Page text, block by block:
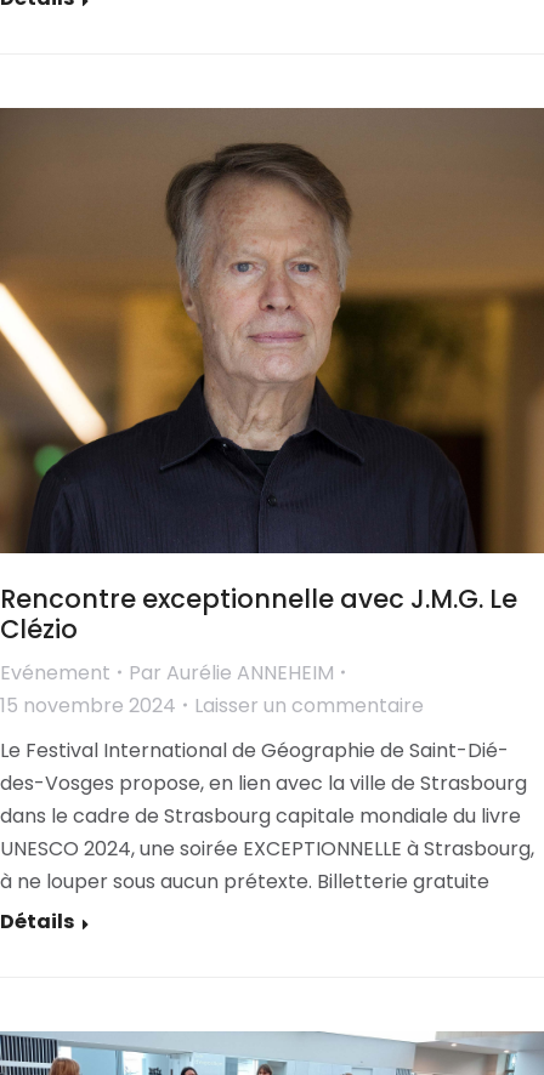
Rencontre exceptionnelle avec J.M.G. Le
Clézio
Evénement Par Aurélie ANNEHEIM
15 novembre 2024
Laisser un commentaire
Le Festival International de Géographie de Saint-Dié-
des-Vosges propose, en lien avec la ville de Strasbourg
dans le cadre de Strasbourg capitale mondiale du livre
UNESCO 2024, une soirée EXCEPTIONNELLE à Strasbourg,
à ne louper sous aucun prétexte. Billetterie gratuite
Détails